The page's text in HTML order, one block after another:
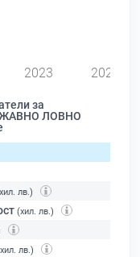
2023 2024
за
ЛОВНО
лв.)
(хил. лв.)
лв.)